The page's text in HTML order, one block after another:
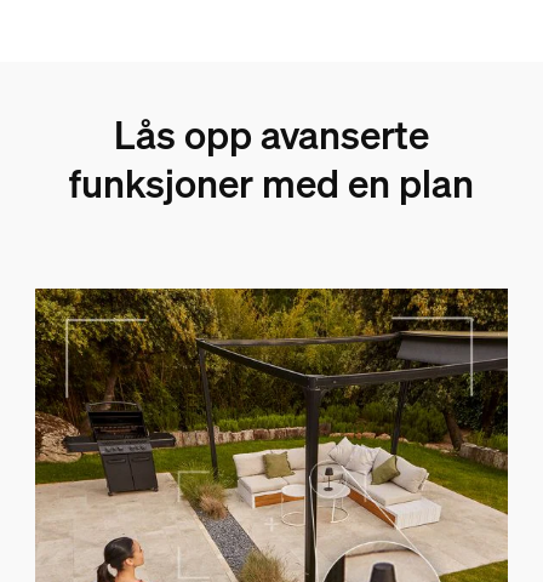
Lås opp avanserte
funksjoner med en plan